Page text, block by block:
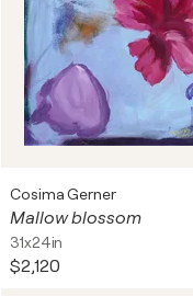
Cosima Gerner
Mallow blossom
31x24in
$2,120